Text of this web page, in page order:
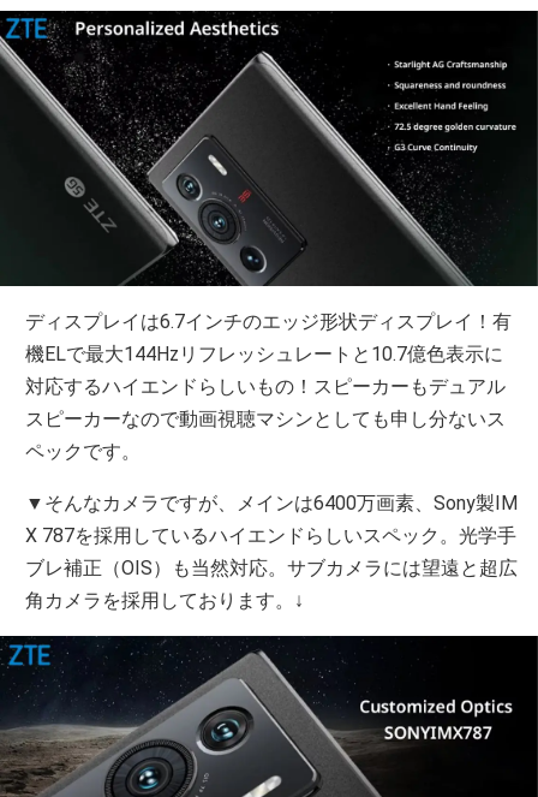
ディスプレイは6.7インチのエッジ形状ディスプレイ！有
機ELで最大144Hzリフレッシュレートと10.7億色表示に
対応するハイエンドらしいもの！スピーカーもデュアル
スピーカーなので動画視聴マシンとしても申し分ないス
ペックです。
▼そんなカメラですが、メインは6400万画素、Sony製IM
X 787を採用しているハイエンドらしいスペック。光学手
ブレ補正（OIS）も当然対応。サブカメラには望遠と超広
角カメラを採用しております。↓